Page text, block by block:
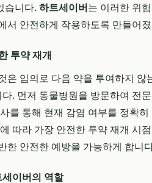
습니다. 하트세이버는 이러한 위
서 안전하게 작용하도록 만들어
투약 재개
은 임의로 다음 약을 투여하지
. 먼저 동물병원을 방문하여 전
를 통해 현재 감염 여부를 정확
따라 가장 안전한 투약 재개 시
한 안전한 예방을 가능하게 합니
이버의 역할